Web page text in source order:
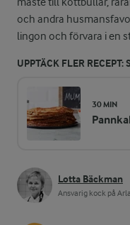
och andra
lingon och förvara i en
UPPTÄCK FLER RECEPT:
30 MIN
Lotta Bäckman
Ansvarig kock på